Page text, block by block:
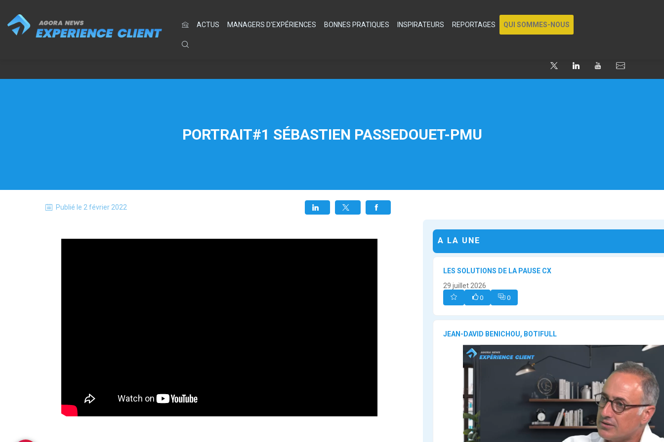
ACTUS MANAGERS D'EXPÉRIENCES BONNES PRATIQUES INSPIRATEURS REPORTAGES QUI SOMMES-NOUS
PORTRAIT#1 SÉBASTIEN PASSEDOUET-PMU
Publié le 2 février 2022
A LA UNE
LES SOLUTIONS DE LA PAUSE CX
29 juillet 2026
0 0
JEAN-DAVID BENICHOU, BOTIFULL